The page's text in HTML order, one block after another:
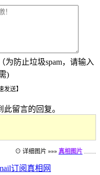
（为防止垃圾spam，请输入
)
发送】
留言的回复。
⊙ 详细图片 »»» 真相图片